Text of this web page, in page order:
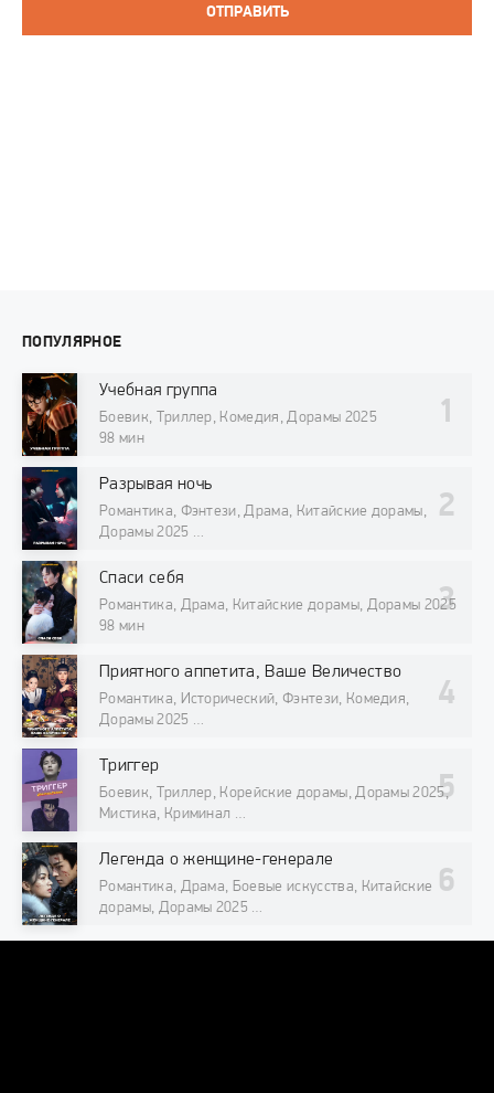
ОТПРАВИТЬ
ПОПУЛЯРНОЕ
Учебная группа
Боевик, Триллер, Комедия, Дорамы 2025
98 мин
Разрывая ночь
Романтика, Фэнтези, Драма, Китайские дорамы,
Дорамы 2025
Спаси себя
Романтика, Драма, Китайские дорамы, Дорамы 2025
98 мин
Приятного аппетита, Ваше Величество
Романтика, Исторический, Фэнтези, Комедия,
Дорамы 2025
Триггер
Боевик, Триллер, Корейские дорамы, Дорамы 2025,
Мистика, Криминал
Легенда о женщине-генерале
Романтика, Драма, Боевые искусства, Китайские
дорамы, Дорамы 2025